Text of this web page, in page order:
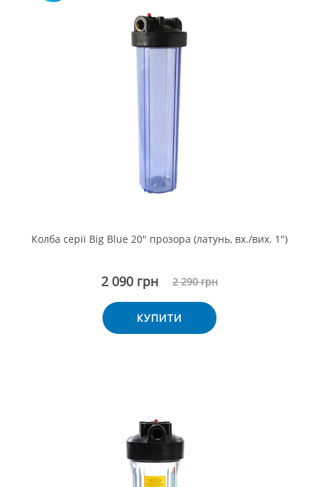
Колба серії Big Blue 20" прозора (латунь, вх./вих. 1")
2 090 грн 2 290 грн
КУПИТИ